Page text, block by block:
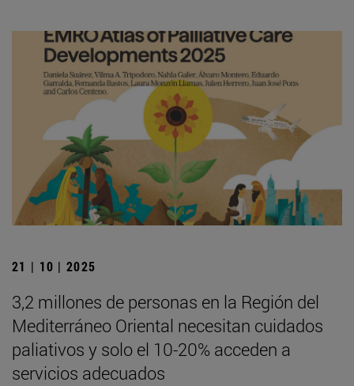
21 | 10 | 2025
3,2 millones de personas en la Región del
Mediterráneo Oriental necesitan cuidados
paliativos y solo el 10-20% acceden a
servicios adecuados